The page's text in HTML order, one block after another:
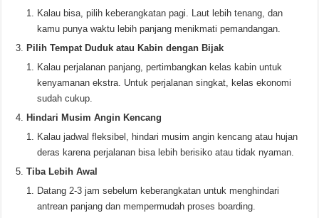
Kalau bisa, pilih keberangkatan pagi. Laut lebih tenang, dan
kamu punya waktu lebih panjang menikmati pemandangan.
Pilih Tempat Duduk atau Kabin dengan Bijak
Kalau perjalanan panjang, pertimbangkan kelas kabin untuk
kenyamanan ekstra. Untuk perjalanan singkat, kelas ekonomi
sudah cukup.
Hindari Musim Angin Kencang
Kalau jadwal fleksibel, hindari musim angin kencang atau hujan
deras karena perjalanan bisa lebih berisiko atau tidak nyaman.
Tiba Lebih Awal
Datang 2-3 jam sebelum keberangkatan untuk menghindari
antrean panjang dan mempermudah proses boarding.